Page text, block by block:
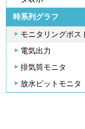
時系列グラフ
モニタリングポス
電気出力
排気筒モニタ
放水ピットモニタ